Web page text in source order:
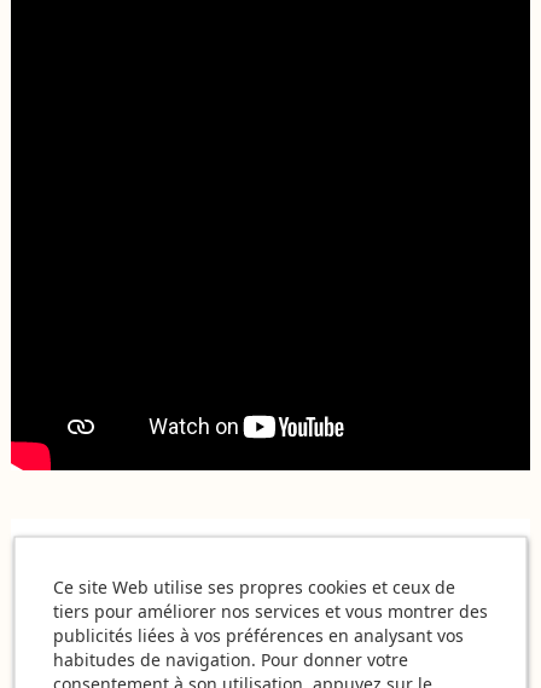
Ce site Web utilise ses propres cookies et ceux de
tiers pour améliorer nos services et vous montrer des
publicités liées à vos préférences en analysant vos
habitudes de navigation. Pour donner votre
consentement à son utilisation, appuyez sur le